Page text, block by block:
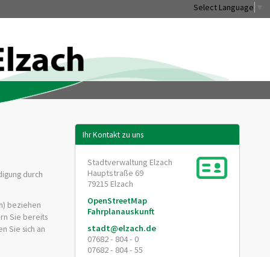
Select Language
durch
beziehen
Sie bereits
Sie sich an
Ihr Kontakt zu uns
Stadtverwaltung Elzach
Hauptstraße 69
79215 Elzach
OpenStreetMap
Fahrplanauskunft
stadt@elzach.de
07682 - 804 - 0
07682 - 804 - 55